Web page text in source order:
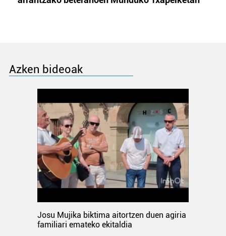
Azken bideoak
Josu Mujika biktima aitortzen duen agiria
familiari emateko ekitaldia